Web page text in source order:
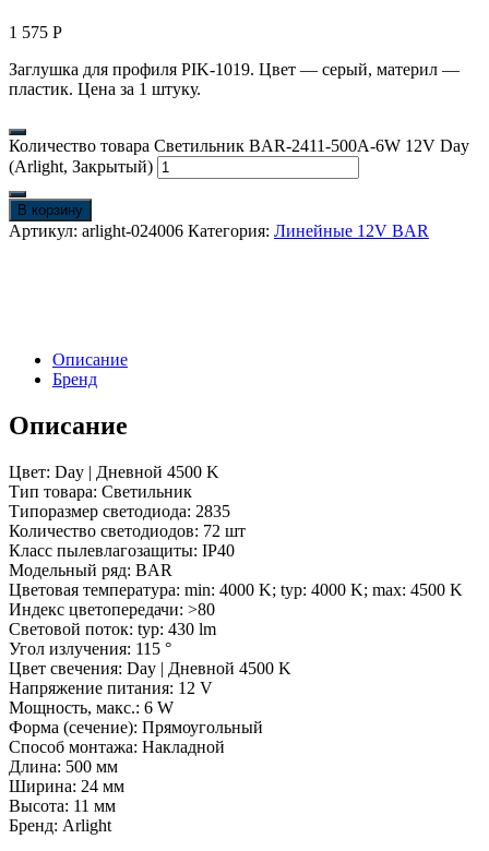
1 575 Р
Заглушка для профиля PIK-1019. Цвет — серый, материл —
пластик. Цена за 1 штуку.
Количество товара Светильник BAR-2411-500A-6W 12V Day
(Arlight, Закрытый)
В корзину
Артикул: arlight-024006 Категория: Линейные 12V BAR
Описание
Бренд
Описание
Цвет: Day | Дневной 4500 K
Тип товара: Светильник
Типоразмер светодиода: 2835
Количество светодиодов: 72 шт
Класс пылевлагозащиты: IP40
Модельный ряд: BAR
Цветовая температура: min: 4000 K; typ: 4000 K; max: 4500 K
Индекс цветопередачи: >80
Световой поток: typ: 430 lm
Угол излучения: 115 °
Цвет свечения: Day | Дневной 4500 K
Напряжение питания: 12 V
Мощность, макс.: 6 W
Форма (сечение): Прямоугольный
Способ монтажа: Накладной
Длина: 500 мм
Ширина: 24 мм
Высота: 11 мм
Бренд: Arlight